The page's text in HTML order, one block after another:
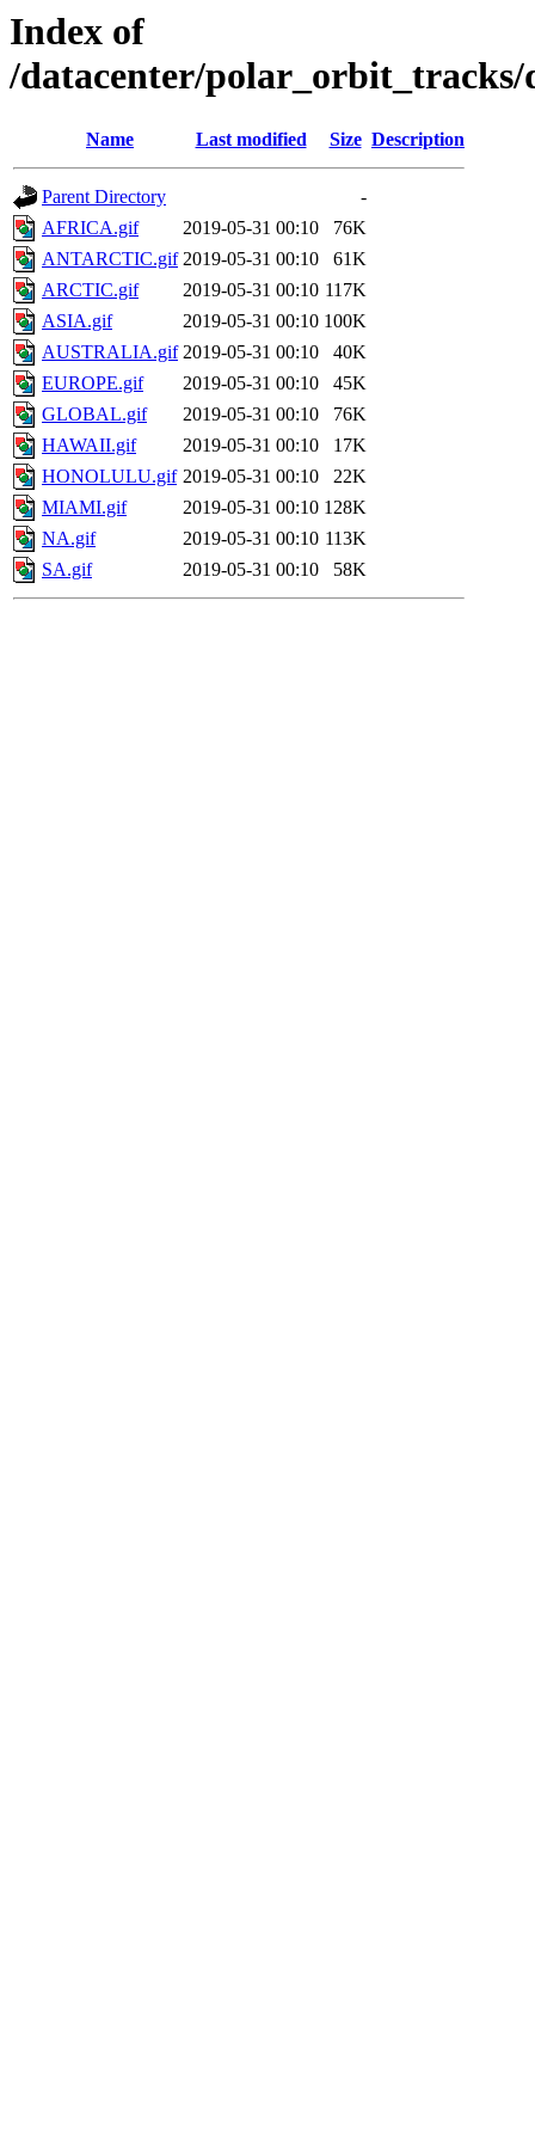
Index of
/datacenter/polar_orbit_tracks/
Name Last modified Size Description
Parent Directory
-
AFRICA.gif
2019-05-31 00:10
76K
ANTARCTIC.gif 2019-05-31 00:10
61K
ARCTIC.gif
2019-05-31 00:10 117K
ASIA.gif
2019-05-31 00:10 100K
AUSTRALIA.gif 2019-05-31 00:10
40K
EUROPE.gif
2019-05-31 00:10
45K
GLOBAL.gif
2019-05-31 00:10
76K
HAWAII.gif
2019-05-31 00:10
17K
HONOLULU.gif 2019-05-31 00:10
22K
MIAMI.gif
2019-05-31 00:10 128K
NA.gif
2019-05-31 00:10 113K
SA.gif
2019-05-31 00:10 58K